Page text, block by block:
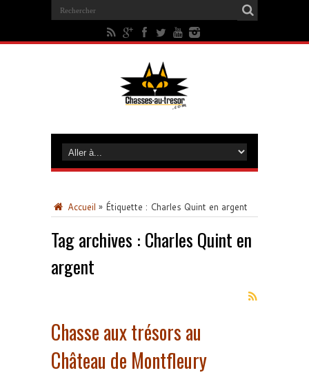
Accueil » Étiquette : Charles Quint en argent
Tag archives : Charles Quint en
argent
Chasse aux trésors au
Château de Montfleury